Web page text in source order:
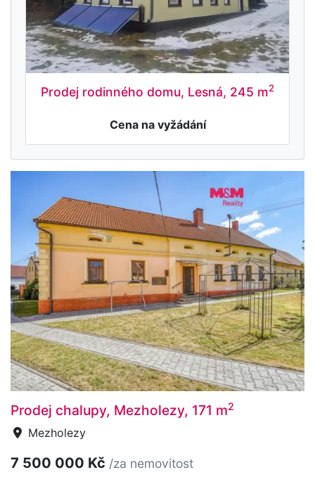
Prodej rodinného domu, Lesná, 245 m2
Cena na vyžádání
Prodej chalupy, Mezholezy, 171 m2
Mezholezy
7 500 000 Kč /za nemovitost